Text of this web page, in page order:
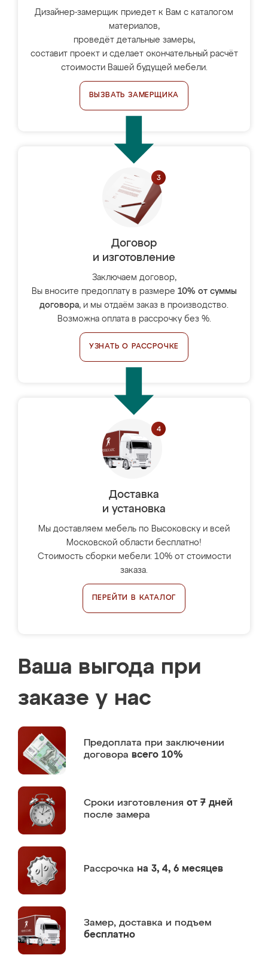
Дизайнер-замерщик приедет к Вам с каталогом
материалов,
проведёт детальные замеры,
составит проект и сделает окончательный расчёт
стоимости Вашей будущей мебели.
ВЫЗВАТЬ ЗАМЕРЩИКА
Договор
и изготовление
Заключаем договор,
Вы вносите предоплату в размере 10% от суммы
договора, и мы отдаём заказ в производство.
Возможна оплата в рассрочку без %.
УЗНАТЬ О РАССРОЧКЕ
Доставка
и установка
Мы доставляем мебель по Высоковску и всей
Московской области бесплатно!
Стоимость сборки мебели: 10% от стоимости
заказа.
ПЕРЕЙТИ В КАТАЛОГ
Ваша выгода при
заказе у нас
Предоплата при заключении
договора всего 10%
Сроки изготовления от 7 дней
после замера
Рассрочка на 3, 4, 6 месяцев
Замер, доставка и подъем
бесплатно